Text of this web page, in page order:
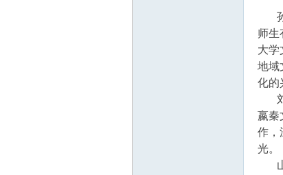
孙
师生
大学
地域
化的
刘
嬴秦
作，
光。